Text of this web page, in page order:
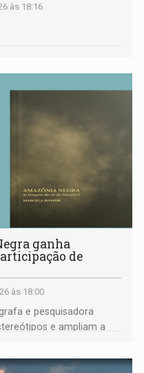
às 18:16
ganha
de
às 18:00
e pesquisadora
e ampliam a